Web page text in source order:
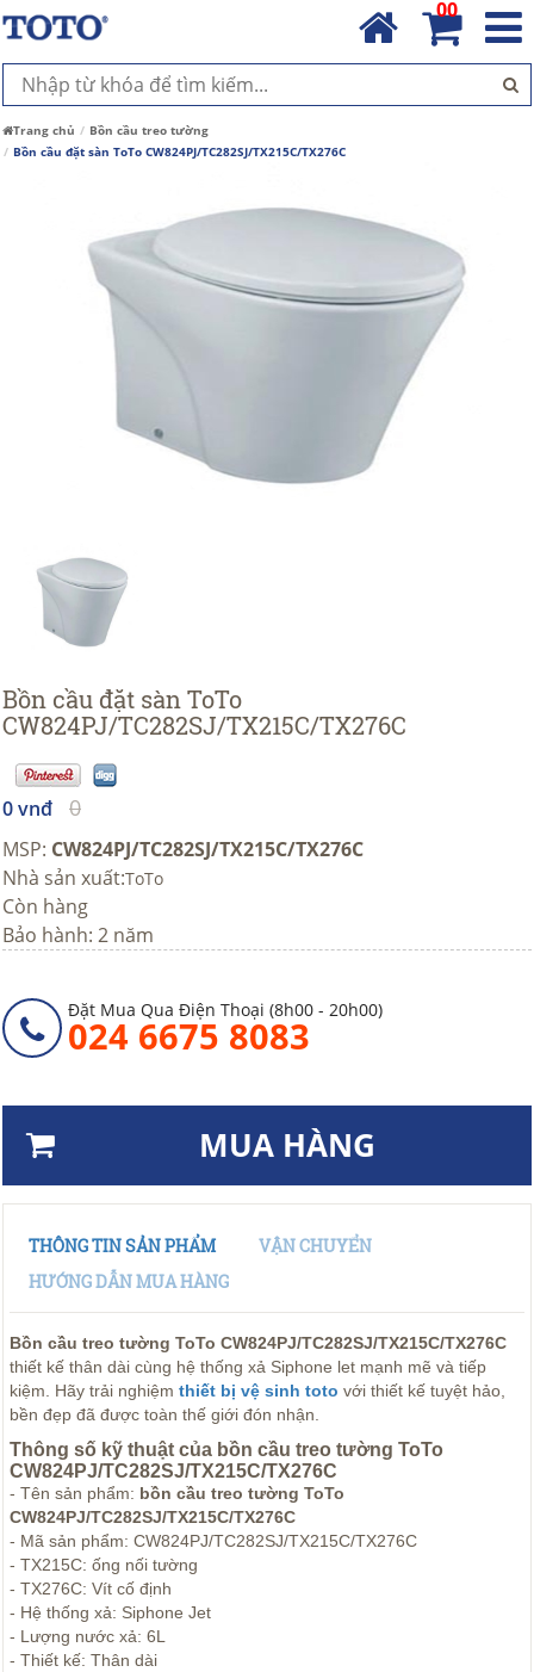
00
Trang chủ
Bồn cầu treo tường
Bồn cầu đặt sàn ToTo CW824PJ/TC282SJ/TX215C/TX276C
Bồn cầu đặt sàn ToTo
CW824PJ/TC282SJ/TX215C/TX276C
0 vnđ 0
MSP: CW824PJ/TC282SJ/TX215C/TX276C
Nhà sản xuất:ToTo
Còn hàng
Bảo hành: 2 năm
Đặt Mua Qua Điện Thoại (8h00 - 20h00)
024 6675 8083
MUA HÀNG
THÔNG TIN SẢN PHẨM
VẬN CHUYỂN
HƯỚNG DẪN MUA HÀNG
Bồn cầu treo tường ToTo CW824PJ/TC282SJ/TX215C/TX276C
thiết kế thân dài cùng hệ thống xả Siphone let mạnh mẽ và tiếp
kiệm. Hãy trải nghiệm thiết bị vệ sinh toto với thiết kế tuyệt hảo,
bền đẹp đã được toàn thế giới đón nhận.
Thông số kỹ thuật của bồn cầu treo tường ToTo
CW824PJ/TC282SJ/TX215C/TX276C
- Tên sản phẩm: bồn cầu treo tường ToTo
CW824PJ/TC282SJ/TX215C/TX276C
- Mã sản phẩm: CW824PJ/TC282SJ/TX215C/TX276C
- TX215C: ống nối tường
- TX276C: Vít cố định
- Hệ thống xả: Siphone Jet
- Lượng nước xả: 6L
- Thiết kế: Thân dài